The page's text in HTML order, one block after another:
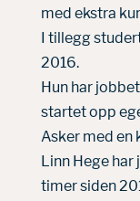
med ekstra
I tillegg
2016.
Hun har
startet opp
Asker med en
Linn Hege
timer siden